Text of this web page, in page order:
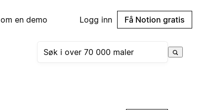
en demo Logg inn Få Notion gratis